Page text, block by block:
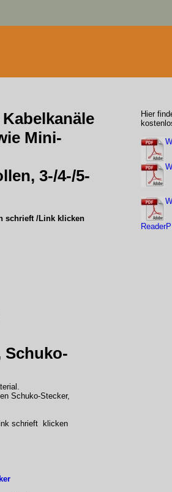
Mini-
, 3-/4-/5-
schrieft /Link klicken
Schuko-
Schuko-Stecker,
schrieft klicken
Hier